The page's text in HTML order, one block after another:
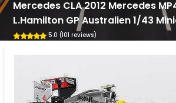
Mercedes CLA 2012 Mercedes
L.Hamilton GP Australien 1/43
5.0 (101 reviews)